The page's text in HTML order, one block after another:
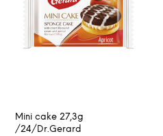
Mini cake 27,3g
/24/Dr.Gerard